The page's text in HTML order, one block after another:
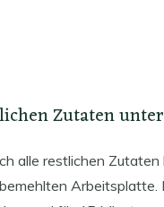
Zutaten
alle restlichen
Arbeitsplatte.